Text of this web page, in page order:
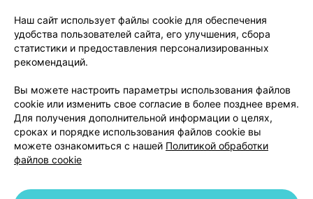
О проекте
Новости проекта
Размещение рекламы
Медицинский маркетинг
Публичный договор
Доставка
Способы оплаты
Вакансии
Партнеры
Написать руководителю 103.by
Написать в поддержку
Персональные настройки Cookie
Наш сайт использует файлы cookie для обеспечения
удобства пользователей сайта, его улучшения, сбора
статистики и предоставления персонализированных
рекомендаций.
Вы можете настроить параметры использования файлов
cookie или изменить свое согласие в более позднее время.
Для получения дополнительной информации о целях,
сроках и порядке использования файлов cookie вы
можете ознакомиться с нашей Политикой обработки
файлов cookie